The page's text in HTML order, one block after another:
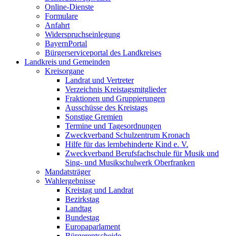
Online-Dienste
Formulare
Anfahrt
Widerspruchseinlegung
BayernPortal
Bürgerserviceportal des Landkreises
Landkreis und Gemeinden
Kreisorgane
Landrat und Vertreter
Verzeichnis Kreistagsmitglieder
Fraktionen und Gruppierungen
Ausschüsse des Kreistags
Sonstige Gremien
Termine und Tagesordnungen
Zweckverband Schulzentrum Kronach
Hilfe für das lernbehinderte Kind e. V.
Zweckverband Berufsfachschule für Musik und
Sing- und Musikschulwerk Oberfranken
Mandatsträger
Wahlergebnisse
Kreistag und Landrat
Bezirkstag
Landtag
Bundestag
Europaparlament